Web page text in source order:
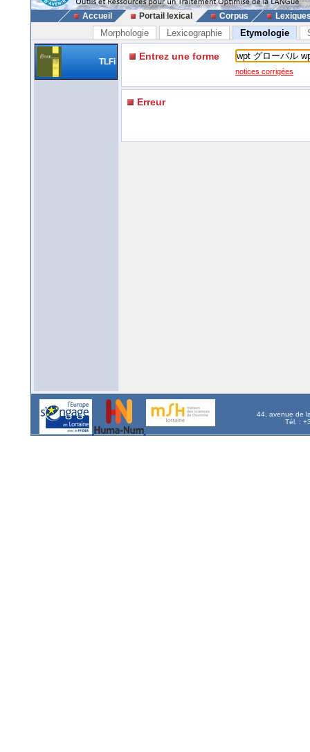
Accueil Portail lexical Corpus
Morphologie Lexicographie Etymologie
TLFi Entrez une forme
notices corrigées
Erreur
44, avenue de
Tél. :